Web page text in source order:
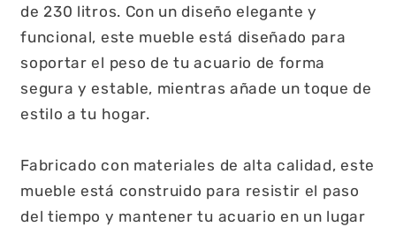
de 230 litros. Con un diseño elegante y
funcional, este mueble está diseñado para
soportar el peso de tu acuario de forma
segura y estable, mientras añade un toque de
estilo a tu hogar.
Fabricado con materiales de alta calidad, este
mueble está construido para resistir el paso
del tiempo y mantener tu acuario en un lugar